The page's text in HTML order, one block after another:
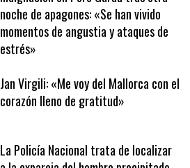
Indignación en Pere Garau tras otra
noche de apagones: «Se han vivido
momentos de angustia y ataques de
estrés»
Jan Virgili: «Me voy del Mallorca con el